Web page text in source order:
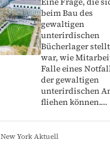
beim Bau des
gewaltigen
unterirdischen
Bücherlager
war, wie
Falle eines
der gewaltigen
unterirdischen
fliehen können.…
New York Aktuell